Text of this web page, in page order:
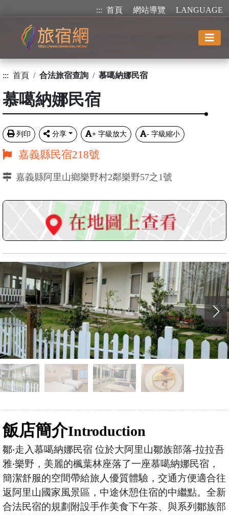
::: 首頁 網站導覽 LANGUAGE
::: 首頁 合法旅宿查詢 慕噶納娜民宿
慕噶納娜民宿
列印 分享 + 字級放大 - 字級縮小
嘉義縣民宿218號
嘉義縣阿里山鄉樂野村2鄰樂野57之1號
飯店簡介Introduction
鄒‧走入慕噶納娜民宿 位於大阿里山鄒族部落-拉拉吾
雅‧樂野，美麗的楓葉林座落了一座慕噶納娜民宿，
簡潔舒服的空間帶給旅人優質體驗，交通方便適合往
返阿里山國家風景區，中途休憩住宿的中繼點。全新
合法民宿的規劃附設手作美食下午茶、與系列鄒族部